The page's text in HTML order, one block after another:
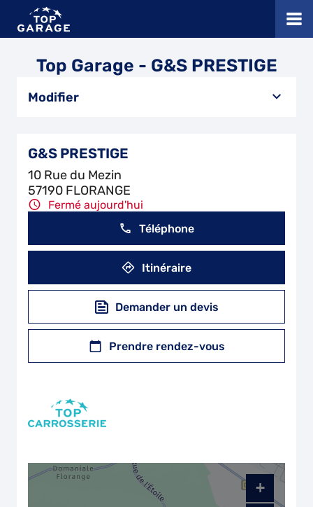
Top Garage - G&S PRESTIGE
Modifier
G&S PRESTIGE
10 Rue du Mezin
57190 FLORANGE
Fermé aujourd'hui
Téléphone
Itinéraire
Demander un devis
Prendre rendez-vous
+